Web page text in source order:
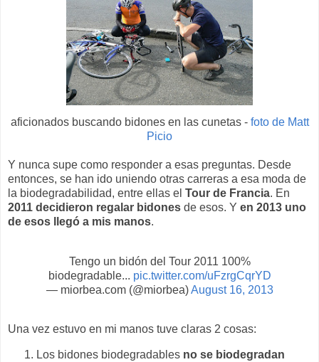
aficionados buscando bidones en las cunetas - foto de Matt
Picio
Y nunca supe como responder a esas preguntas. Desde
entonces, se han ido uniendo otras carreras a esa moda de
la biodegradabilidad, entre ellas el Tour de Francia. En
2011 decidieron regalar bidones de esos. Y en 2013 uno
de esos llegó a mis manos.
Tengo un bidón del Tour 2011 100%
biodegradable... pic.twitter.com/uFzrgCqrYD
— miorbea.com (@miorbea)August 16, 2013
Una vez estuvo en mi manos tuve claras 2 cosas:
Los bidones biodegradables no se biodegradan